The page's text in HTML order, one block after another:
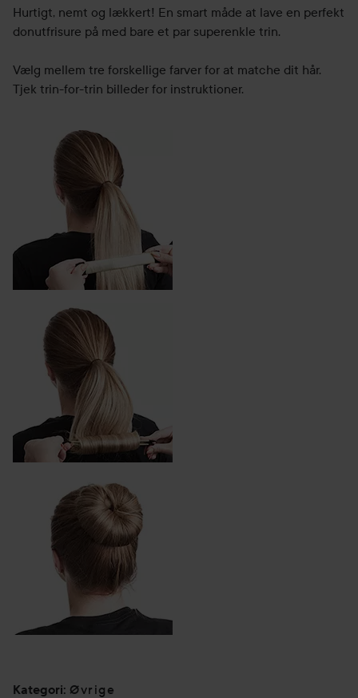
Hurtigt, nemt og lækkert! En smart måde at lave en perfekt
donutfrisure på med bare et par superenkle trin.
Vælg mellem tre forskellige farver for at matche dit hår.
Tjek trin-for-trin billeder for instruktioner.
Kategori: Øvrige